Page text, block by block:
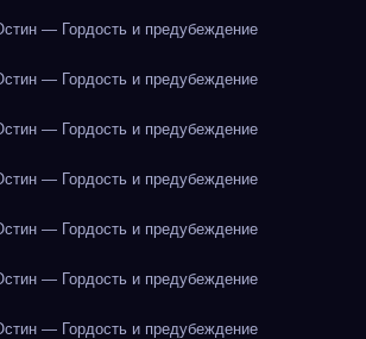
— Гордость и предубеждение
— Гордость и предубеждение
— Гордость и предубеждение
— Гордость и предубеждение
— Гордость и предубеждение
— Гордость и предубеждение
— Гордость и предубеждение